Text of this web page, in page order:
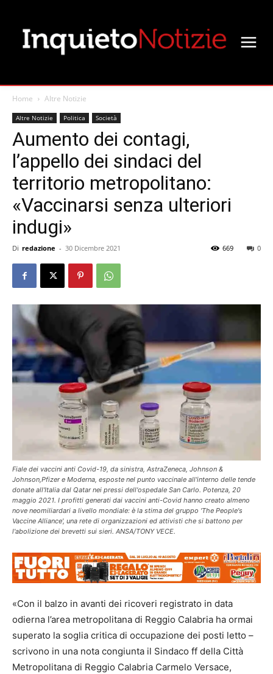
Home Altre Notizie
Altre Notizie Politica Società
Aumento dei contagi,
l’appello dei sindaci del
territorio metropolitano:
«Vaccinarsi senza ulteriori
indugi»
Di redazione - 30 Dicembre 2021 0
669
Fiale dei vaccini anti Covid-19, da sinistra, AstraZeneca, Johnson &
Johnson,Pfizer e Moderna, esposte nel punto vaccinale all'interno delle tende
donate all'Italia dal Qatar nei pressi dell'ospedale San Carlo. Potenza, 20
maggio 2021. I profitti generati dai vaccini anti-Covid hanno creato almeno
nove neomiliardari a livello mondiale: è la stima del gruppo 'The People's
Vaccine Alliance', una rete di organizzazioni ed attivisti che si battono per
l'abolizione dei brevetti sui sieri. ANSA/TONY VECE.
«Con il balzo in avanti dei ricoveri registrato in data
odierna l’area metropolitana di Reggio Calabria ha ormai
superato la soglia critica di occupazione dei posti letto –
scrivono in una nota congiunta il Sindaco ff della Città
Metropolitana di Reggio Calabria Carmelo Versace,